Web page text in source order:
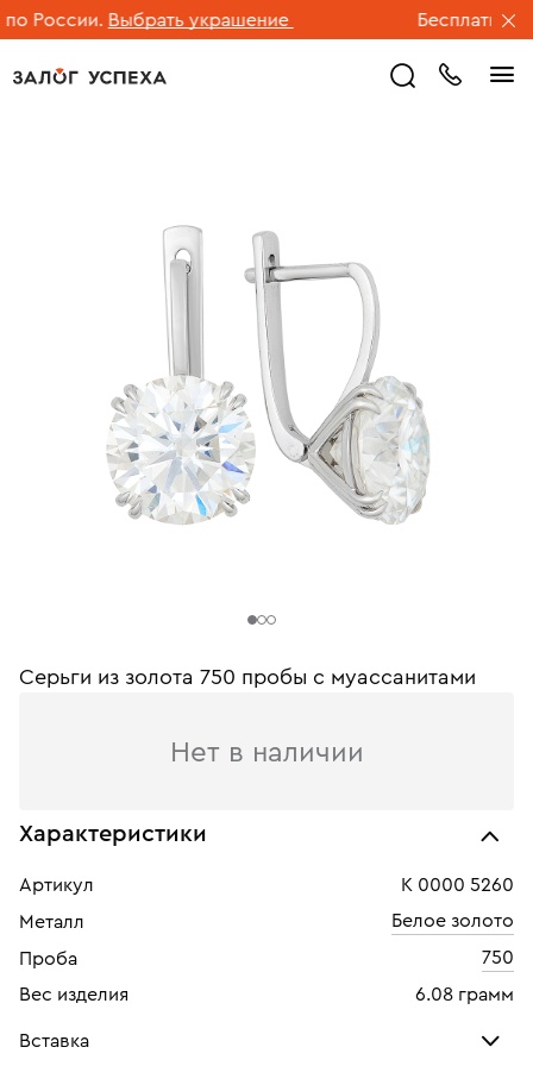
России. Выбрать украшение Бесплатная
Серьги из золота 750 пробы c муассанитами
Нет в наличии
Характеристики
Артикул
К 0000 5260
Металл
Белое золото
Проба
750
Вес изделия
6.08 грамм
Вставка